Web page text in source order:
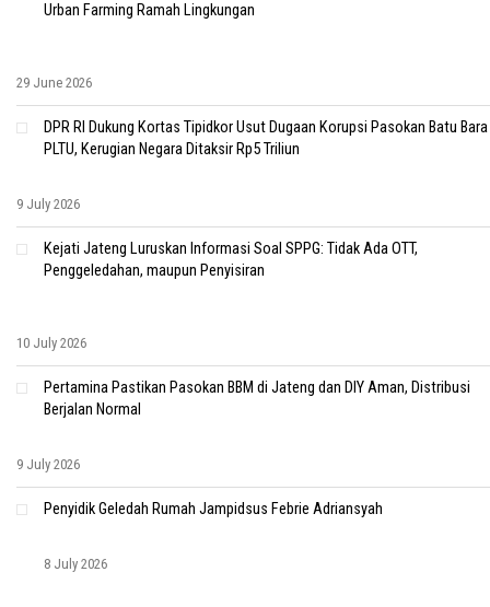
Urban Farming Ramah Lingkungan
29 June 2026
DPR RI Dukung Kortas Tipidkor Usut Dugaan Korupsi Pasokan Batu Bara
PLTU, Kerugian Negara Ditaksir Rp5 Triliun
9 July 2026
Kejati Jateng Luruskan Informasi Soal SPPG: Tidak Ada OTT,
Penggeledahan, maupun Penyisiran
10 July 2026
Pertamina Pastikan Pasokan BBM di Jateng dan DIY Aman, Distribusi
Berjalan Normal
9 July 2026
Penyidik Geledah Rumah Jampidsus Febrie Adriansyah
8 July 2026